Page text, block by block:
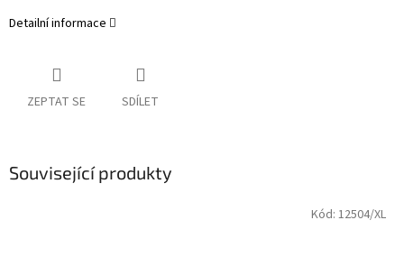
Detailní informace
ZEPTAT SE SDÍLET
Související produkty
Kód: 12504/XL